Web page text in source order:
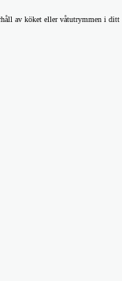
av köket eller våtutrymmen i ditt